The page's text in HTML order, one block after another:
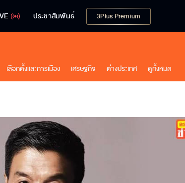
ประชาสัมพันธ์ 3Plus Premium
เลือกตั้งและการเมือง เศรษฐกิจ ต่างประเทศ ดูทั้งหมด